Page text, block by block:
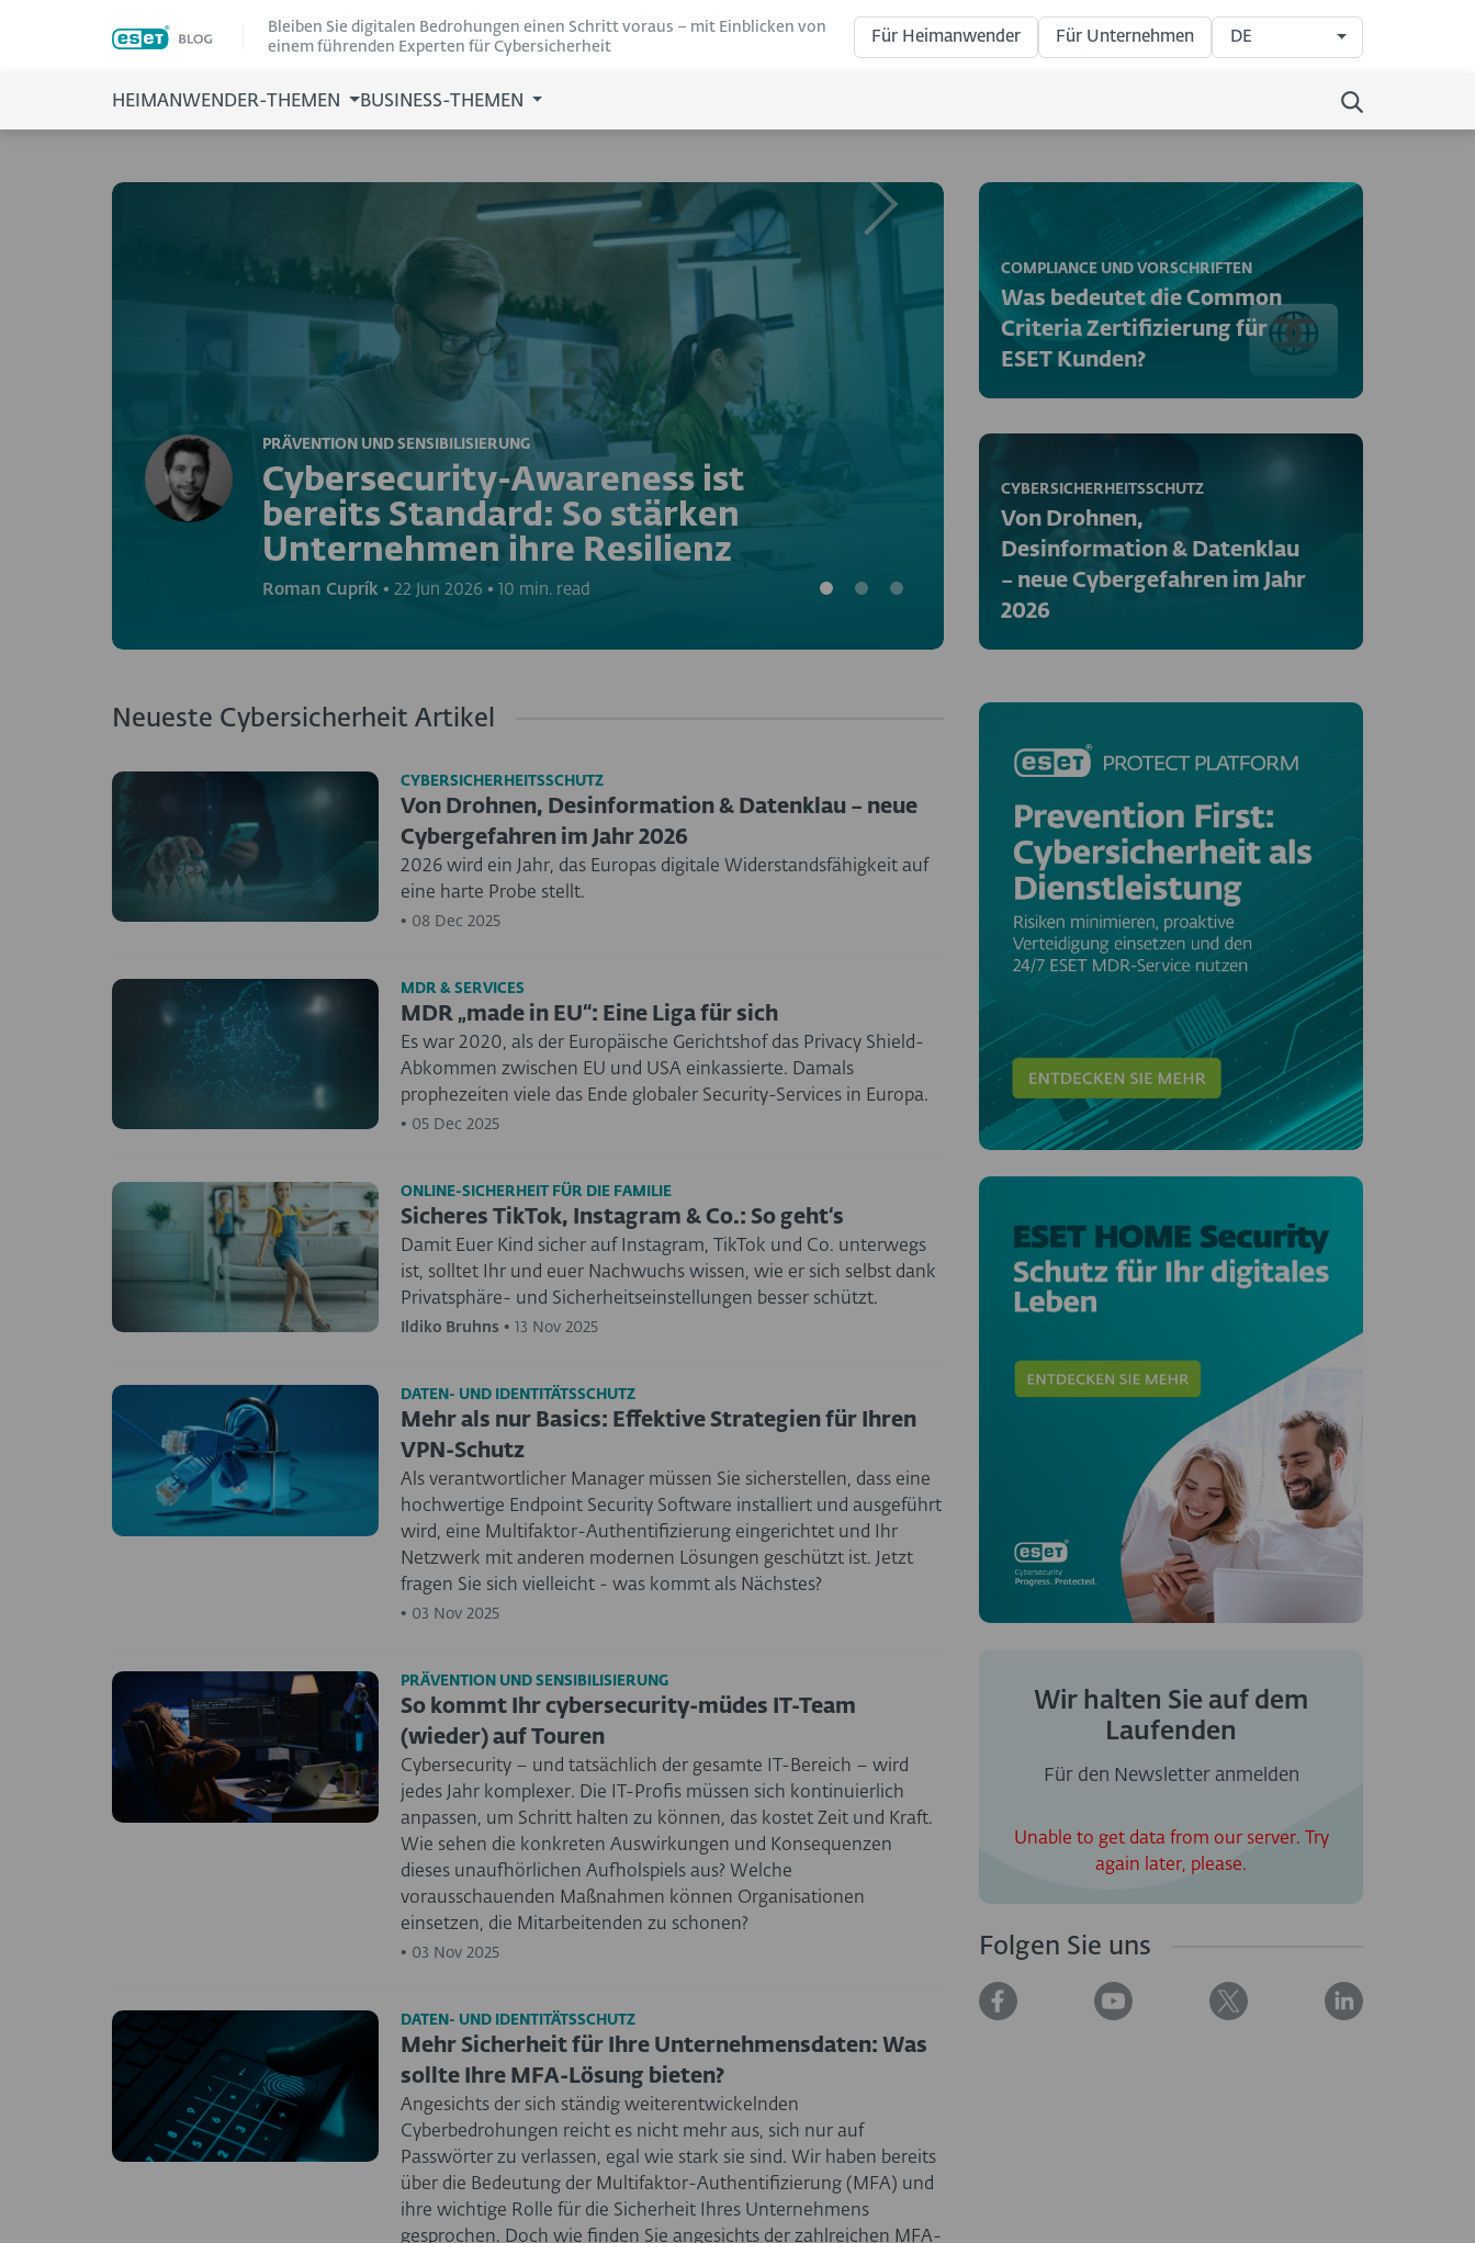
Bleiben Sie digitalen Bedrohungen einen Schritt voraus – mit Einblicken von
einem führenden Experten für Cybersicherheit
Für Heimanwender Für Unternehmen DE
HEIMANWENDER-THEMEN BUSINESS-THEMEN
PRÄVENTION UND SENSIBILISIERUNG
Cybersecurity-Awareness ist
bereits Standard: So stärken
Unternehmen ihre Resilienz
Roman Cuprík • 22 Jun 2026 • 10 min. read
COMPLIANCE UND VORSCHRIFTEN
Was bedeutet die Common
Criteria Zertifizierung für
ESET Kunden?
CYBERSICHERHEITSSCHUTZ
Von Drohnen,
Desinformation & Datenklau
– neue Cybergefahren im Jahr
2026
Neueste Cybersicherheit Artikel
CYBERSICHERHEITSSCHUTZ
Von Drohnen, Desinformation & Datenklau – neue
Cybergefahren im Jahr 2026
2026 wird ein Jahr, das Europas digitale Widerstandsfähigkeit auf
eine harte Probe stellt.
• 08 Dec 2025
MDR & SERVICES
MDR „made in EU“: Eine Liga für sich
Es war 2020, als der Europäische Gerichtshof das Privacy Shield-
Abkommen zwischen EU und USA einkassierte. Damals
prophezeiten viele das Ende globaler Security-Services in Europa.
• 05 Dec 2025
ONLINE-SICHERHEIT FÜR DIE FAMILIE
Sicheres TikTok, Instagram & Co.: So geht‘s
Damit Euer Kind sicher auf Instagram, TikTok und Co. unterwegs
ist, solltet Ihr und euer Nachwuchs wissen, wie er sich selbst dank
Privatsphäre- und Sicherheitseinstellungen besser schützt.
Ildiko Bruhns • 13 Nov 2025
DATEN- UND IDENTITÄTSSCHUTZ
Mehr als nur Basics: Effektive Strategien für Ihren
VPN-Schutz
Als verantwortlicher Manager müssen Sie sicherstellen, dass eine
hochwertige Endpoint Security Software installiert und ausgeführt
wird, eine Multifaktor-Authentifizierung eingerichtet und Ihr
Netzwerk mit anderen modernen Lösungen geschützt ist. Jetzt
fragen Sie sich vielleicht - was kommt als Nächstes?
• 03 Nov 2025
PRÄVENTION UND SENSIBILISIERUNG
So kommt Ihr cybersecurity-müdes IT-Team
(wieder) auf Touren
Cybersecurity – und tatsächlich der gesamte IT-Bereich – wird
jedes Jahr komplexer. Die IT-Profis müssen sich kontinuierlich
anpassen, um Schritt halten zu können, das kostet Zeit und Kraft.
Wie sehen die konkreten Auswirkungen und Konsequenzen
dieses unaufhörlichen Aufholspiels aus? Welche
vorausschauenden Maßnahmen können Organisationen
einsetzen, die Mitarbeitenden zu schonen?
• 03 Nov 2025
DATEN- UND IDENTITÄTSSCHUTZ
Mehr Sicherheit für Ihre Unternehmensdaten: Was
sollte Ihre MFA-Lösung bieten?
Angesichts der sich ständig weiterentwickelnden
Cyberbedrohungen reicht es nicht mehr aus, sich nur auf
Passwörter zu verlassen, egal wie stark sie sind. Wir haben bereits
über die Bedeutung der Multifaktor-Authentifizierung (MFA) und
ihre wichtige Rolle für die Sicherheit Ihres Unternehmens
gesprochen. Doch wie finden Sie angesichts der zahlreichen MFA-
Wir halten Sie auf dem
Laufenden
Für den Newsletter anmelden
Unable to get data from our server. Try
again later, please.
Folgen Sie uns